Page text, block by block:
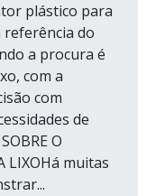
plástico para
do
a procura é
com a
com
de
O
LIXOHá muitas